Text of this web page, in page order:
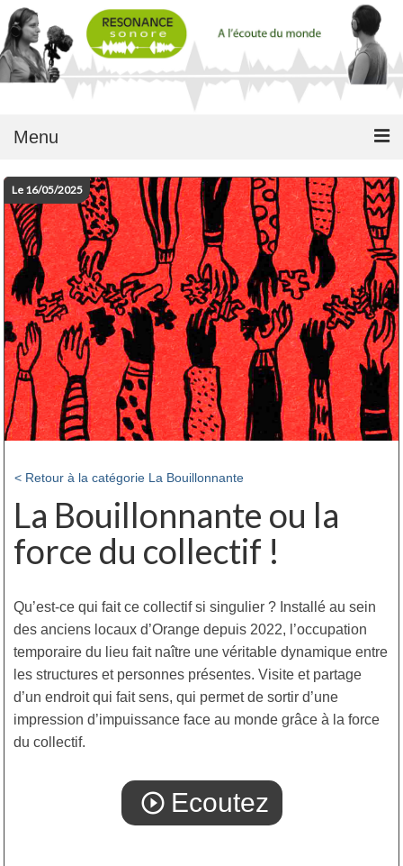
Menu
Le 16/05/2025
< Retour à la catégorie La Bouillonnante
La Bouillonnante ou la
force du collectif !
Qu’est-ce qui fait ce collectif si singulier ? Installé au sein
des anciens locaux d’Orange depuis 2022, l’occupation
temporaire du lieu fait naître une véritable dynamique entre
les structures et personnes présentes. Visite et partage
d’un endroit qui fait sens, qui permet de sortir d’une
impression d’impuissance face au monde grâce à la force
du collectif.
play_circle_outline Ecoutez